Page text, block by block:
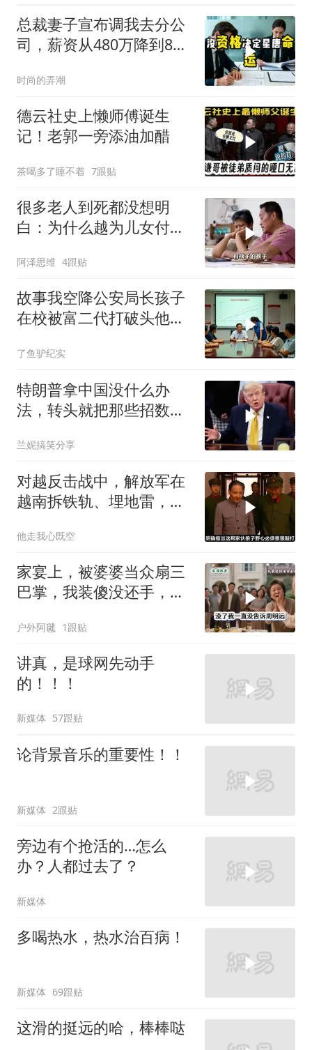
总裁妻子宣布调我去分公
司，薪资从480万降到8
时尚的弄潮
德云社史上懒师傅诞生
记！老郭一旁添油加醋
茶喝多了睡不着 7跟贴
很多老人到死都没想明
白：为什么越为儿女付
阿泽思维 4跟贴
故事我空降公安局长孩子
在校被富二代打破头他爹
了鱼驴纪实
特朗普拿中国没什么办
法，转头就把那些招数，
兰妮搞笑分享
对越反击战中，解放军在
越南拆铁轨、埋地雷，是
他走我心既空
家宴上，被婆婆当众扇三
巴掌，我装傻没还手，悄
夫全家10人被新户主请出
家门
户外阿毽 1跟贴
讲真，是球网先动手
的！！！
新媒体 57跟贴
论背景音乐的重要性！！
新媒体 2跟贴
旁边有个抢活的…怎么
办？人都过去了？
新媒体
多喝热水，热水治百病！
新媒体 69跟贴
这滑的挺远的哈，棒棒哒